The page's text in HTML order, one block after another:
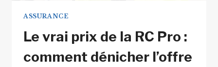
ASSURANCE
Le vrai prix de la RC Pro :
comment dénicher l’offre